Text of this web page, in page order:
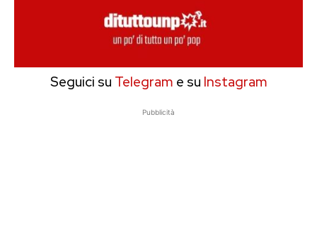
Seguici su Telegram e su Instagram
Pubblicità